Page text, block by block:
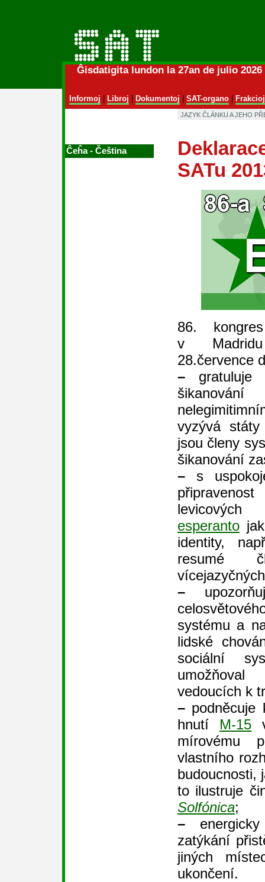
Ĝisdatigita lundon la 27an de julio
Informoj Libroj Dokumentoj SAT-organo| Frakcioj
Ĉeĥa ‑ Čeština
JAZYK ČLÁNKU A JEHO
SATu
86.
v
28.července
– gratuluje
šikanování
vyzývá
jsou členy
šikanování
– s
esperanto
identity,
resumé
–
systému a
lidské
sociální
vedoucích k
– podněcuje
hnutí M-15
mírovému
vlastního
budoucnosti,
to ilustruje
Solfónica;
–
zatýkání
jiných
ukončení.